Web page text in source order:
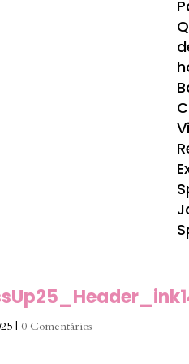
| 0 Comentários